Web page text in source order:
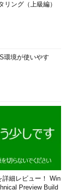
ング（上級編）
環境が使いやす
詳細レビュー！ Win
Preview Build